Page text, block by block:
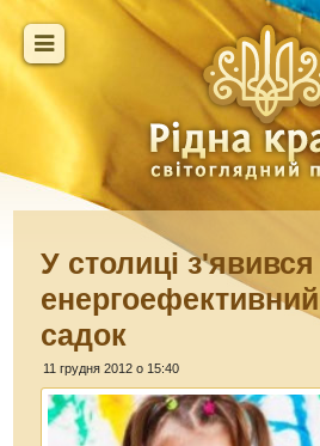
У столиці
садок
11 грудня 2012 о 15:40